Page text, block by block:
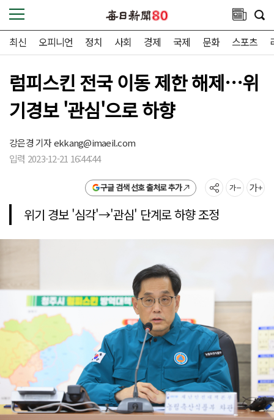
최신 오피니언 정치 사회 경제 국제 문화 스포츠
럼피스킨 전국 이동 제한 해제…위
기경보 '관심'으로 하향
강은경 기자ekkang@imaeil.com
입력 2023-12-21 16:44:44
구글 검색 선호 출처로 추가
위기 경보 '심각'→'관심' 단계로 하향 조정